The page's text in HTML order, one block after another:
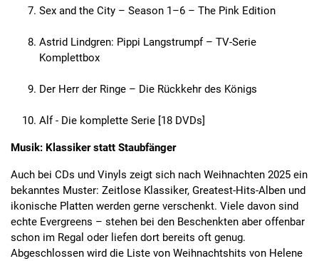
Sex and the City – Season 1–6 – The Pink Edition
Astrid Lindgren: Pippi Langstrumpf – TV-Serie
Komplettbox
Der Herr der Ringe – Die Rückkehr des Königs
Alf - Die komplette Serie [18 DVDs]
Musik: Klassiker statt Staubfänger
Auch bei CDs und Vinyls zeigt sich nach Weihnachten 2025 ein
bekanntes Muster: Zeitlose Klassiker, Greatest-Hits-Alben und
ikonische Platten werden gerne verschenkt. Viele davon sind
echte Evergreens – stehen bei den Beschenkten aber offenbar
schon im Regal oder liefen dort bereits oft genug.
Abgeschlossen wird die Liste von Weihnachtshits von Helene